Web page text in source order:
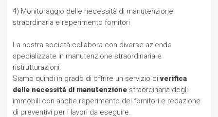
4) Monitoraggio delle necessità di manutenzione
straordinaria e reperimento fornitori
La nostra società collabora con diverse aziende
specializzate in manutenzione straordinaria e
ristrutturazioni.
Siamo quindi in grado di offrire un servizio di verifica
delle necessità di manutenzione straordinaria degli
immobili con anche reperimento dei fornitori e redazione
di preventivi per i lavori da eseguire.